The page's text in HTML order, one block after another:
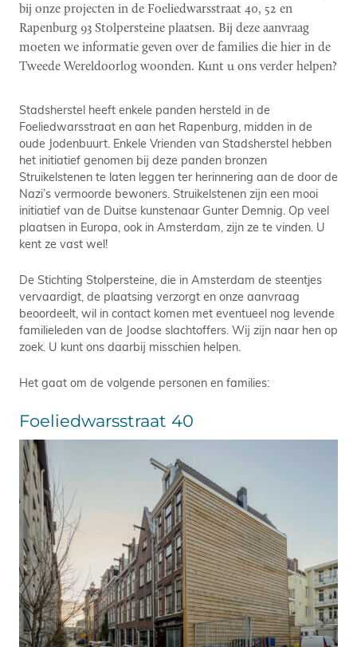
bij onze projecten in de Foeliedwarsstraat 40, 52 en
Rapenburg 93 Stolpersteine plaatsen. Bij deze aanvraag
moeten we informatie geven over de families die hier in de
Tweede Wereldoorlog woonden. Kunt u ons verder helpen?
Stadsherstel heeft enkele panden hersteld in de
Foeliedwarsstraat en aan het Rapenburg, midden in de
oude Jodenbuurt. Enkele Vrienden van Stadsherstel hebben
het initiatief genomen bij deze panden bronzen
Struikelstenen te laten leggen ter herinnering aan de door de
Nazi’s vermoorde bewoners. Struikelstenen zijn een mooi
initiatief van de Duitse kunstenaar Gunter Demnig. Op veel
plaatsen in Europa, ook in Amsterdam, zijn ze te vinden. U
kent ze vast wel!
De Stichting Stolpersteine, die in Amsterdam de steentjes
vervaardigt, de plaatsing verzorgt en onze aanvraag
beoordeelt, wil in contact komen met eventueel nog levende
familieleden van de Joodse slachtoffers. Wij zijn naar hen op
zoek. U kunt ons daarbij misschien helpen.
Het gaat om de volgende personen en families:
Foeliedwarsstraat 40